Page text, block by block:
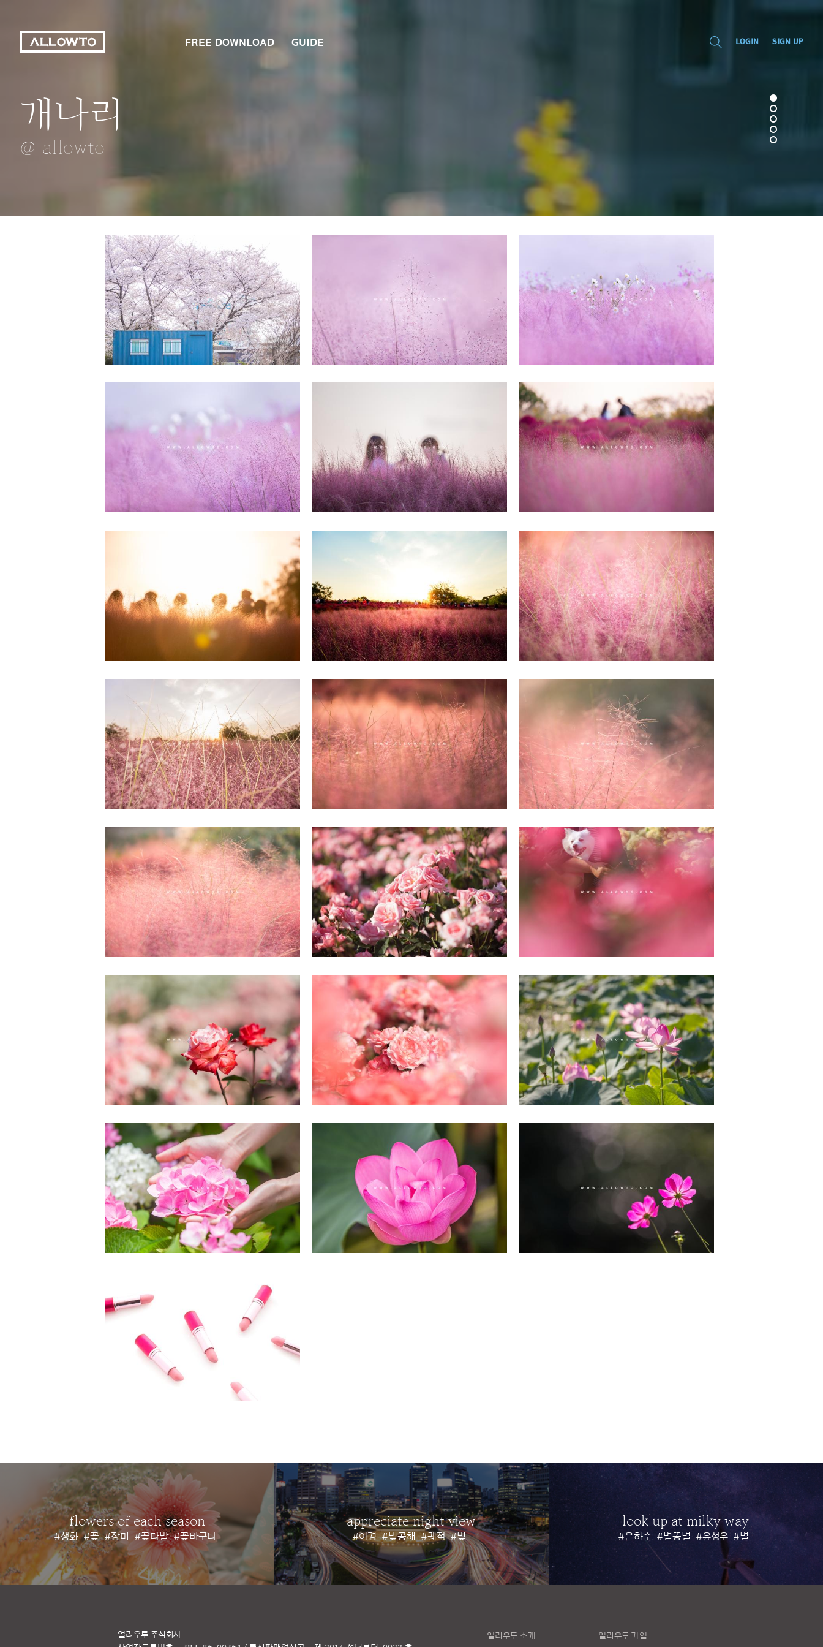
FREE DOWNLOAD GUIDE LOGIN SIGN UP
개나리
@ allowto
강아지
@ allowto
미세먼지 가득한
@ allowto
화려한 해파리
@ allowto
가을
@ allowto
flowers of each season
#생화 #꽃 #장미 #꽃다발 #꽃바구니
appreciate night view
#야경 #빛공해 #궤적 #빛
look up at milky way
#은하수 #별똥별 #유성우 #별
얼라우투 소개 얼라우투 가입
얼라우투 주식회사